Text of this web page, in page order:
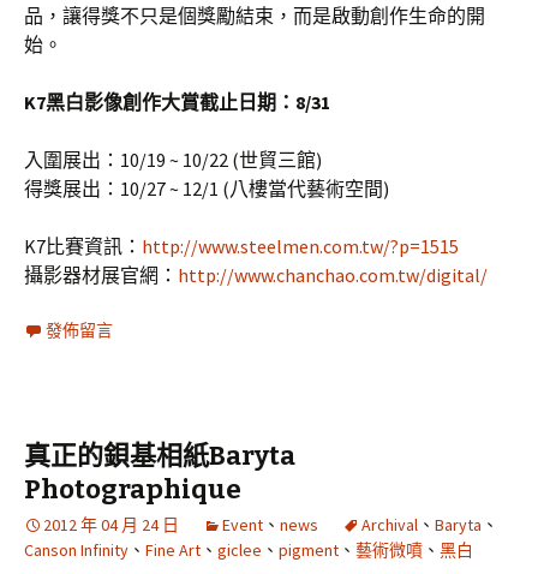
品，讓得獎不只是個獎勵結束，而是啟動創作生命的開
始。
K7黑白影像創作大賞截止日期：8/31
入圍展出：10/19 ~ 10/22 (世貿三館)
得獎展出：10/27 ~ 12/1 (八樓當代藝術空間)
K7比賽資訊： http://www.steelmen.com.tw/?p=1515
攝影器材展官網： http://www.chanchao.com.tw/digital/
發佈留言
真正的鋇基相紙Baryta
Photographique
2012 年 04 月 24 日 Event 、 news Archival 、 Baryta 、
Canson Infinity 、 Fine Art 、 giclee 、 pigment 、 藝術微噴 、 黑白